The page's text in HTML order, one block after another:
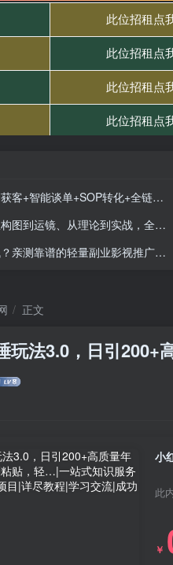
+SOP转化+全链路教学，快速搞定跨境订单
理论到实战，全面掌握拍摄，提升个人与商业价值
轻量副业影视推广新玩法轻松解锁额外收入
正文
玩法3.0，日引
此
￥